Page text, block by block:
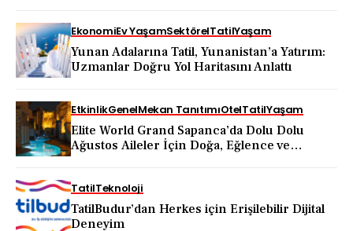
EkonomiEv YaşamSektörelTatilYaşam
Yunan Adalarına Tatil, Yunanistan’a Yatırım:
Uzmanlar Doğru Yol Haritasını Anlattı
EtkinlikGenelMekan TanıtımıOtelTatilYaşam
Elite World Grand Sapanca’da Dolu Dolu
Ağustos Aileler İçin Doğa, Eğlence ve
TatilTeknoloji
TatilBudur’dan Herkes için Erişilebilir Dijital
Deneyim